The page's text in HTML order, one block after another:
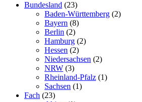
Bundesland (23)
Baden-Württemberg (2)
Bayern (8)
Berlin (2)
Hamburg (2)
Hessen (2)
Niedersachsen (2)
NRW (3)
Rheinland-Pfalz (1)
Sachsen (1)
Fach (23)